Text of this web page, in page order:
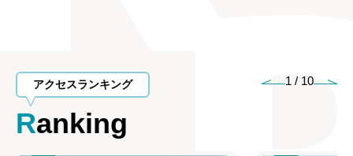
アクセスランキング
Ranking
1 / 10